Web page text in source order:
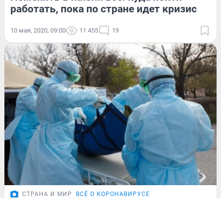
работать, пока по стране идет кризис
10 мая, 2020, 09:00 11 455 19
СТРАНА И МИР ВСЁ О КОРОНАВИРУСЕ